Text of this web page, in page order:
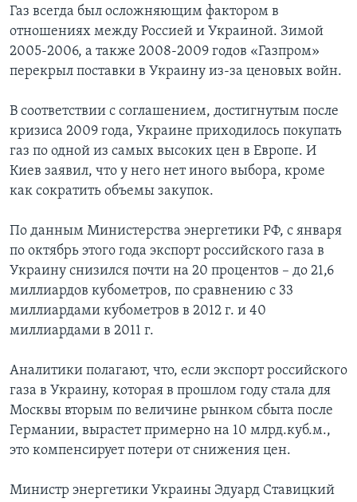
Газ всегда был осложняющим фактором в
отношениях между Россией и Украиной. Зимой
2005-2006, а также 2008-2009 годов «Газпром»
перекрыл поставки в Украину из-за ценовых войн.
В соответствии с соглашением, достигнутым после
кризиса 2009 года, Украине приходилось покупать
газ по одной из самых высоких цен в Европе. И
Киев заявил, что у него нет иного выбора, кроме
как сократить объемы закупок.
По данным Министерства энергетики РФ, с января
по октябрь этого года экспорт российского газа в
Украину снизился почти на 20 процентов – до 21,6
миллиардов кубометров, по сравнению с 33
миллиардами кубометров в 2012 г. и 40
миллиардами в 2011 г.
Аналитики полагают, что, если экспорт российского
газа в Украину, которая в прошлом году стала для
Москвы вторым по величине рынком сбыта после
Германии, вырастет примерно на 10 млрд.куб.м.,
это компенсирует потери от снижения цен.
Министр энергетики Украины Эдуард Ставицкий